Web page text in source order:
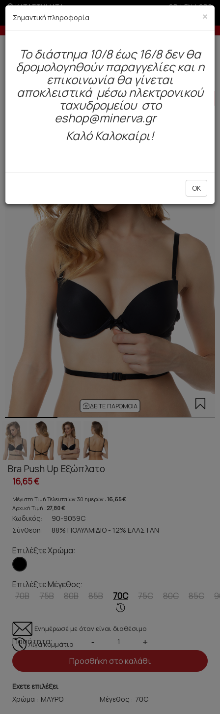
ΚΑΤΑΣΤΗΜΑΤΑ GR|EN|SRB
δόσεις με πιστωτική άνω των 100€ Έως 3
Δωρεάν αποστολή άνω των 49€. Παράδοση σε 3-5 εργάσιμες.
Γυναίκα Εσώρουχα Everyday Σουτιέν / Τοπ
HOT
ΔΕΊΤΕ ΠΑΡΌΜΟΙΑ
Bra Push Up Εξώπλατο
16,65 €
Μέγιστη Τιμή Τελευταίων 30 ημερών : 16,65 €
Αρχική Τιμή : 27,80 €
Κωδικός:
90-9059C
Σύνθεση:
88% ΠΟΛΥΑΜΙΔΙΟ - 12% ΕΛΑΣΤΑΝ
Επιλέξτε Χρώμα:
Επιλέξτε Μέγεθος:
70B 75B 80B 85B 70C 75C 80C 85C
Ενημέρωσέ με όταν είναι διαθέσιμο
Λίγα κομμάτια
Ποσότητα: - +
Προσθήκη στο καλάθι
Εχετε επιλέξει
Χρώμα :
Μέγεθος :
×
Σημαντική πληροφορία
To διάστημα 10/8 έως 16/8 δεν θα
δρομολογηθούν παραγγελίες και η
επικοινωνία θα γίνεται
αποκλειστικά μέσω ηλεκτρονικού
ταχυδρομείου στο
eshop@minerva.gr
Καλό Καλοκαίρι!
OK